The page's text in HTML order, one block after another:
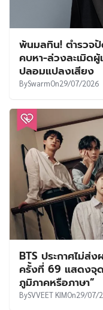
พ้นมลทิน! ตำรวจ
คบหา-ล่วงละเมิด
ปลอมแปลงเสียง
BySwarmOn29/07/2026
BTS ประกาศไม่ส่
ครั้งที่ 69 แสดงจุ
ภูมิภาคหรือภาษา”
BySVVEET KIMOn29/07/